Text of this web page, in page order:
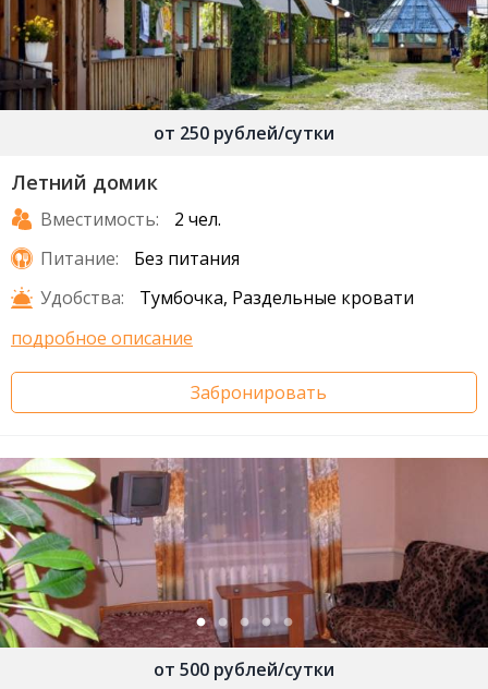
от 250 рублей/сутки
Летний домик
Вместимость:
2 чел.
Питание:
Без питания
Удобства:
Тумбочка, Раздельные кровати
подробное описание
Забронировать
от 500 рублей/сутки